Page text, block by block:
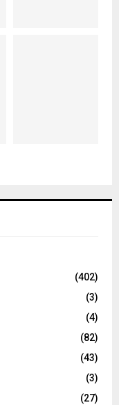
(402)
(3)
(4)
(82)
(43)
(3)
(27)